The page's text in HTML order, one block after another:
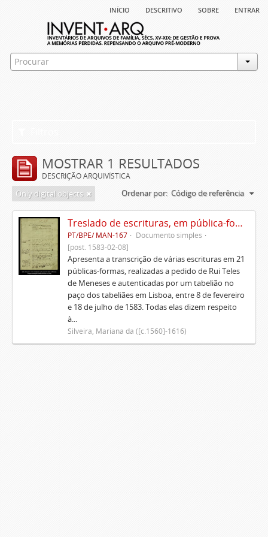
início descritivo sobre entrar
MOSTRAR 1 RESULTADOS
DESCRIÇÃO ARQUIVÍSTICA
Only digital objects Ordenar por: Código de referência
Treslado de escrituras, em pública-forma, de Rui Teles de Meneses
PT/BPE/ MAN-167
Documento simples
[post. 1583-02-08]
Apresenta a transcrição de várias escrituras em 21
públicas-formas, realizadas a pedido de Rui Teles
de Meneses e autenticadas por um tabelião no
paço dos tabeliães em Lisboa, entre 8 de fevereiro
e 18 de julho de 1583. Todas elas dizem respeito
à...
Silveira, Mariana da ([c.1560]-1616)